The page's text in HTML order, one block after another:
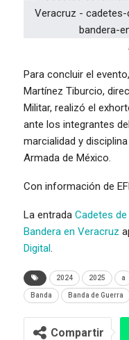
Para concluir el
Martínez Tiburcio,
Militar, realizó el
ante los integrantes
marcialidad y
Armada de México.
Con información de
La entrada Cadetes
Bandera en Veracruz
Digital.
2024 2025 a
Banda Banda de Guerra
Compartir